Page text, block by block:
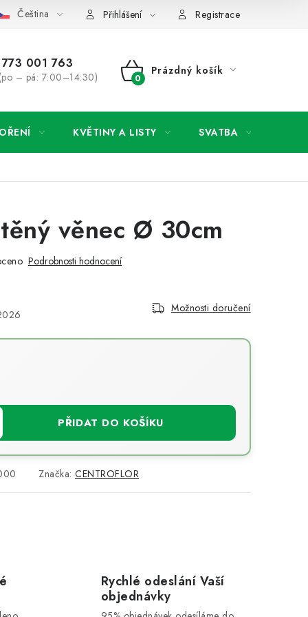
osobních údajů Jak získat lepší ceny? Moje objednávka
Čeština Přihlášení Registrace
773 001 763
(po – pá: 7:00–14:30)
NÁKUPNÍ
Prázdný košík
KVĚTINY A LISTY SVATBA
věnec Ø 30cm
Podrobnosti hodnocení
Možnosti doručení
PŘIDAT DO KOŠÍKU
Značka: CENTROFLOR
Rychlé odeslání Vaší
objednávky